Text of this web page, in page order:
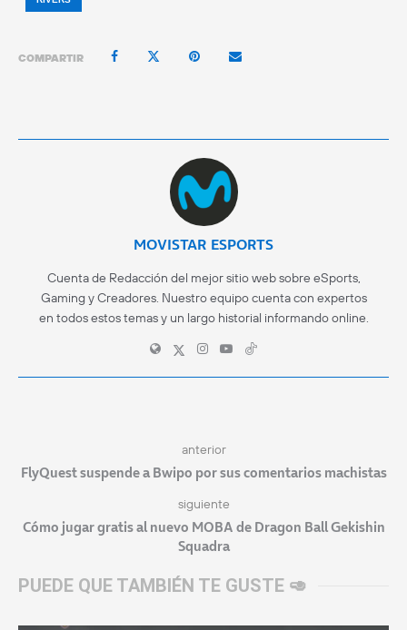
COMPARTIR
MOVISTAR ESPORTS
Cuenta de Redacción del mejor sitio web sobre eSports,
Gaming y Creadores. Nuestro equipo cuenta con expertos
en todos estos temas y un largo historial informando online.
anterior
FlyQuest suspende a Bwipo por sus comentarios machistas
siguiente
Cómo jugar gratis al nuevo MOBA de Dragon Ball Gekishin
Squadra
PUEDE QUE TAMBIÉN TE GUSTE 🥑